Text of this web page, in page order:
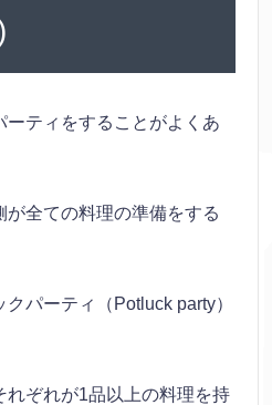
ーティをすることがよくあ
が全ての料理の準備をする
パーティ（Potluck party）
れぞれが1品以上の料理を持